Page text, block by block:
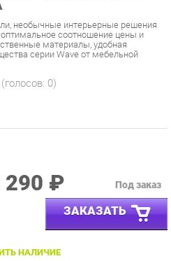
необычные интерьерные решения
материалы, удобная
серии Wave от мебельной
₽
ЗАКАЗАТЬ
НАЛИЧИЕ
ЗАМЕРЩИКА